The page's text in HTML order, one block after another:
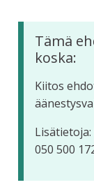
Tämä
koska:
Kiitos
050 500